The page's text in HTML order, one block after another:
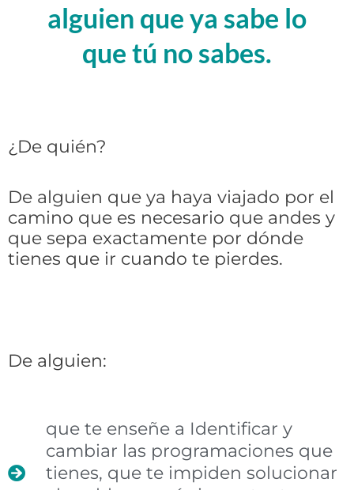
alguien que ya sabe lo
que tú no sabes.
¿De quién?
De alguien que ya haya viajado por el
camino que es necesario que andes y
que sepa exactamente por dónde
tienes que ir cuando te pierdes.
De alguien:
que te enseñe a Identificar y
cambiar las programaciones que
tienes, que te impiden solucionar